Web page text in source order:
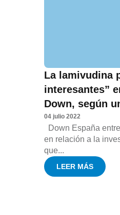
La lamivudina
interesantes”
Down, según
04 julio 2022
Down España
en relación a la
que...
LEER MÁS